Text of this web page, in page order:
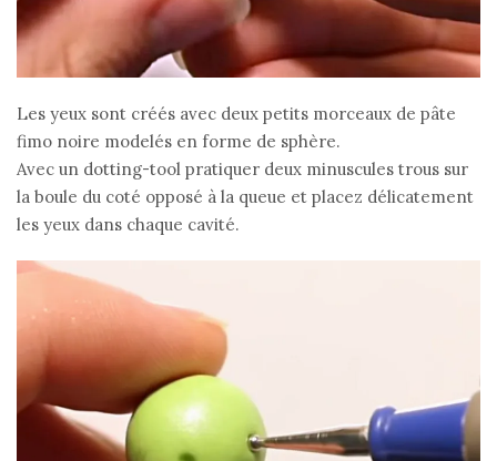
Les yeux sont créés avec deux petits morceaux de pâte
fimo noire modelés en forme de sphère.
Avec un dotting-tool pratiquer deux minuscules trous sur
la boule du coté opposé à la queue et placez délicatement
les yeux dans chaque cavité.